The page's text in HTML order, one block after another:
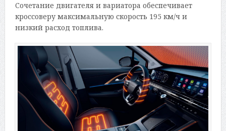
Сочетание двигателя и вариатора обеспечивает
кроссоверу максимальную скорость 195 км/ч и
низкий расход топлива.